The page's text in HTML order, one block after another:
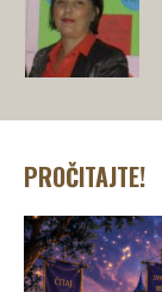
PROČITAJTE!